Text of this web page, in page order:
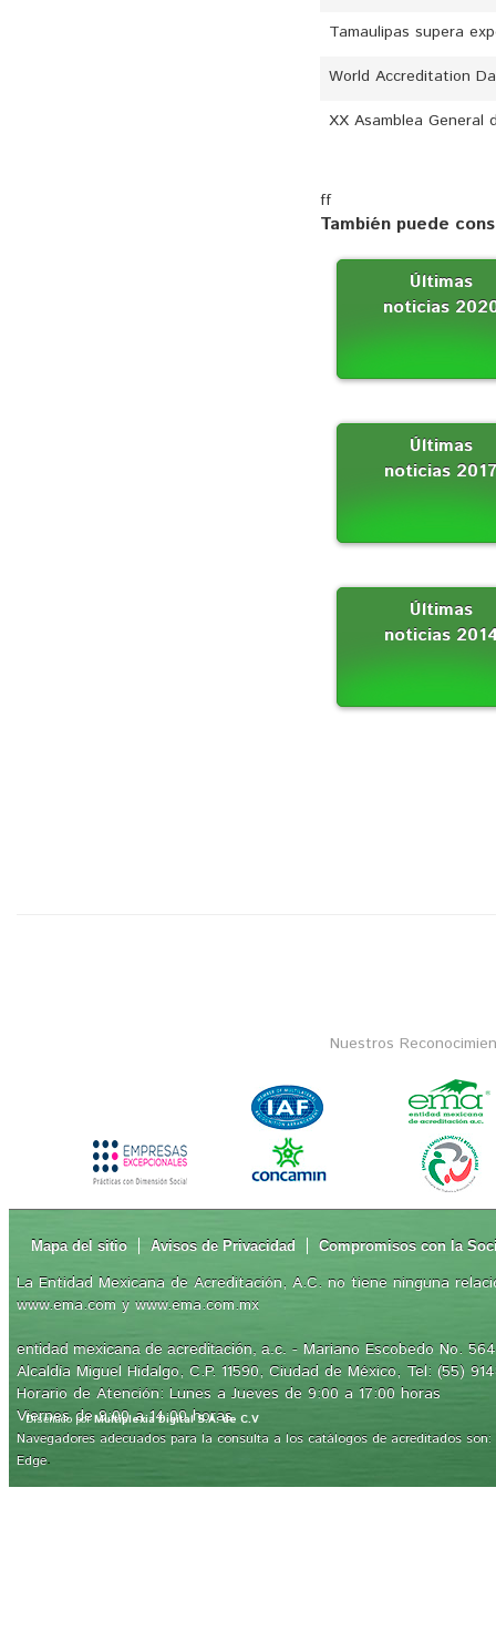
Tamaulipas supera
World Accreditation
XX Asamblea General
ff
También puede
Últimas
noticias
Últimas
noticias 2017
Últimas
noticias
Nuestros
Mapa del sitio Avisos de Privacidad Compromisos con la
La Entidad Mexicana de Acreditación, A.C. no tiene ninguna
www.ema.com y www.ema.com.mx
entidad mexicana de acreditación, a.c. - Mariano Escobedo No.
Alcaldía Miguel Hidalgo, C.P. 11590, Ciudad de México, Tel: (55)
Horario de Atención: Lunes a Jueves de 9:00 a 17:00 horas
Viernes de 9:00 a 14:00 horas
Navegadores adecuados para la consulta a los catálogos de acreditados
Edge.
Diseñado porMultiplexia Digital S.A. de C.V